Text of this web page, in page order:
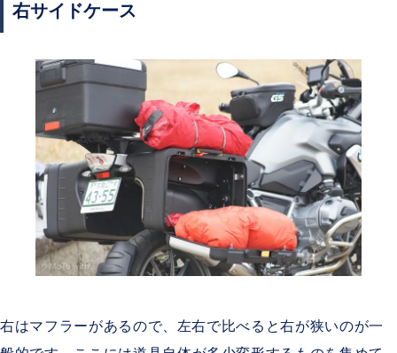
右サイドケース
右はマフラーがあるので、左右で比べると右が狭いのが一